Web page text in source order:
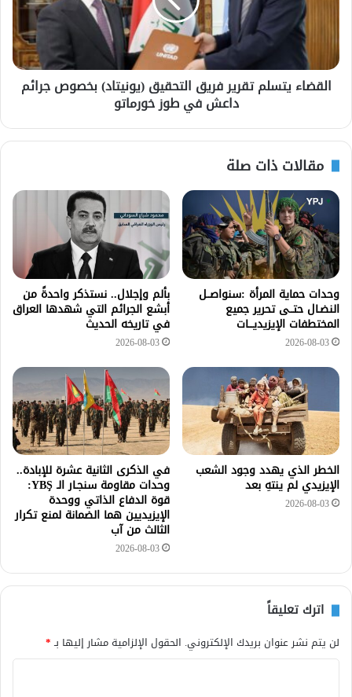
القضاء يتسلم تقرير فريق التحقيق (يونيتاد) بخصوص جرائم
داعش في طوز خورماتو
مقالات ذات صلة
وحدات حماية المرأة :سنواصــل
النضـال حتــى تحرير جميع
المختطفات الإيزيديـــات
2026-08-03
بألم وإجلال.. نستذكر واحدةً من
أبشع الجرائم التي شهدها العراق
في تاريخه الحديث
2026-08-03
الخطر الذي يهدد وجود الشعب
الإيزيدي لم ينتهِ بعد
2026-08-03
في الذكرى الثانية عشرة للإبادة..
وحدات مقاومة سنجـار الـ YBŞ:
قوة الدفاع الذاتي ووحدة
الإيزيديين هما الضمانة لمنع تكرار
الثالث من آب
2026-08-03
اترك تعليقاً
لن يتم نشر عنوان بريدك الإلكتروني. الحقول الإلزامية مشار إليها بـ*